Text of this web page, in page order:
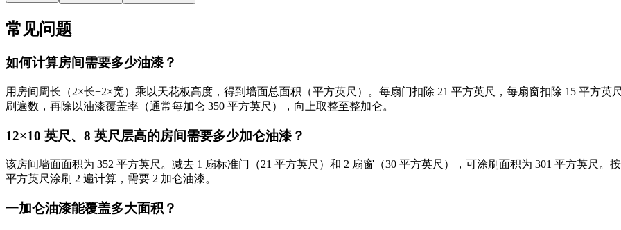
常见问题
如何计算房间需要多少油漆？
用房间周长（2×长+2×宽）乘以天花板高度，得到墙面总面积（平方英尺）。每扇门扣除 21 平方英尺，每扇窗扣除 15 平方英
刷遍数，再除以油漆覆盖率（通常每加仑 350 平方英尺），向上取整至整加仑。
12×10 英尺、8 英尺层高的房间需要多少加仑油漆？
该房间墙面面积为 352 平方英尺。减去 1 扇标准门（21 平方英尺）和 2 扇窗（30 平方英尺），可涂刷面积为 301 平方英尺。
平方英尺涂刷 2 遍计算，需要 2 加仑油漆。
一加仑油漆能覆盖多大面积？